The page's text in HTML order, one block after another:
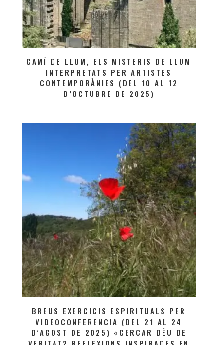
CAMÍ DE LLUM, ELS MISTERIS DE LLUM
INTERPRETATS PER ARTISTES
CONTEMPORÀNIES (DEL 10 AL 12
D’OCTUBRE DE 2025)
BREUS EXERCICIS ESPIRITUALS PER
VIDEOCONFERENCIA (DEL 21 AL 24
D’AGOST DE 2025) «CERCAR DÉU DE
VERITAT? REFLEXIONS INSPIRADES EN